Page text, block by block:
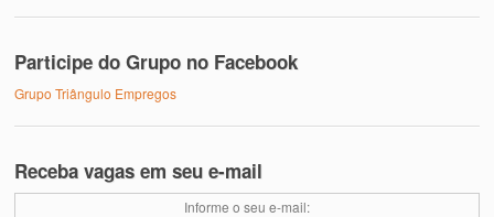
Participe do Grupo no Facebook
Grupo Triângulo Empregos
Receba vagas em seu e-mail
Informe o seu e-mail: